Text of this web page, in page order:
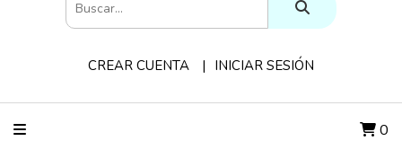
CREAR CUENTA INICIAR SESIÓN
0